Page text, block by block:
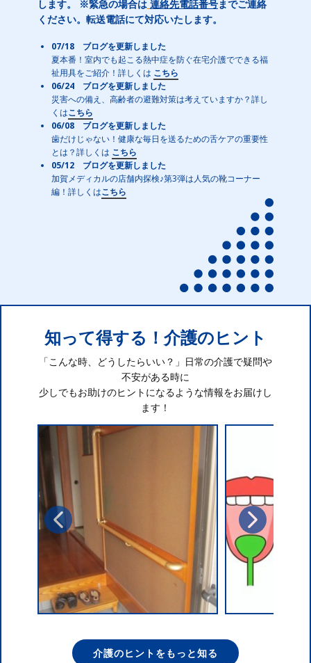
します。 ※緊急の場合は 連絡先電話番号までご連絡
ください。転送電話にて対応いたします。
07/18 ブログを更新しました
夏本番！室内でも起こる熱中症を防ぐ在宅介護でできる福
祉用具をご紹介！詳しくは こちら
06/24 ブログを更新しました
災害への備え、高齢者の避難対策は考えていますか？詳し
くはこちら
06/08 ブログを更新しました
歯だけじゃない！健康な毎日を送るための舌ケアの重要性
とは？詳しくは こちら
05/12 ブログを更新しました
加賀メディカルの店舗内探検♪第3弾は人気の靴コーナー
編！詳しくはこちら
知って得する！介護のヒント
「こんな時、どうしたらいい？」日常の介護で疑問や
不安がある時に
少しでもお助けのヒントになるような情報をお届けし
ます！
介護のヒントをもっと知る